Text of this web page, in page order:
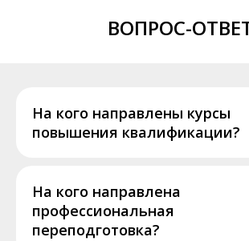
ВОПРОС-
На кого направлены курсы
повышения квалификации?
На кого направлена
профессиональная
переподготовка?